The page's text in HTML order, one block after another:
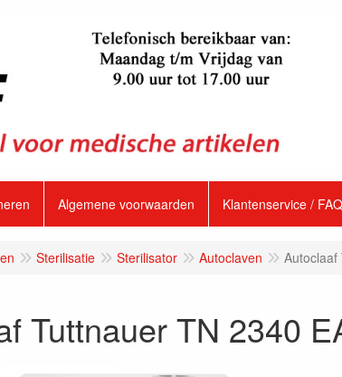
Algemene voorwaarden Klantenservice / FAQ
Sterilisatie Sterilisator Autoclaven Autoclaaf
Tuttnauer TN 2340